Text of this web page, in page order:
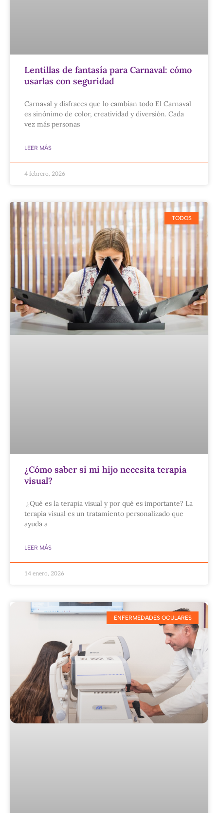
Lentillas de fantasía para Carnaval: cómo
usarlas con seguridad
Carnaval y disfraces que lo cambian todo El Carnaval
es sinónimo de color, creatividad y diversión. Cada
vez más personas
LEER MÁS
4 febrero, 2026
TODOS
¿Cómo saber si mi hijo necesita terapia
visual?
¿Qué es la terapia visual y por qué es importante? La
terapia visual es un tratamiento personalizado que
ayuda a
LEER MÁS
14 enero, 2026
ENFERMEDADES OCULARES